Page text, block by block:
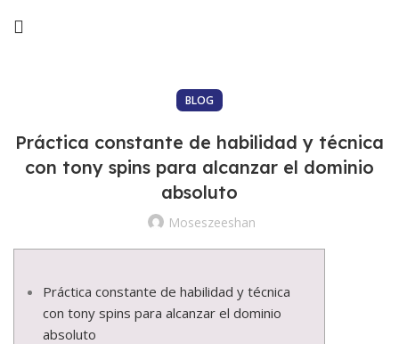
BLOG
Práctica constante de habilidad y técnica
con tony spins para alcanzar el dominio
absoluto
Moseszeeshan
Práctica constante de habilidad y técnica
con tony spins para alcanzar el dominio
absoluto